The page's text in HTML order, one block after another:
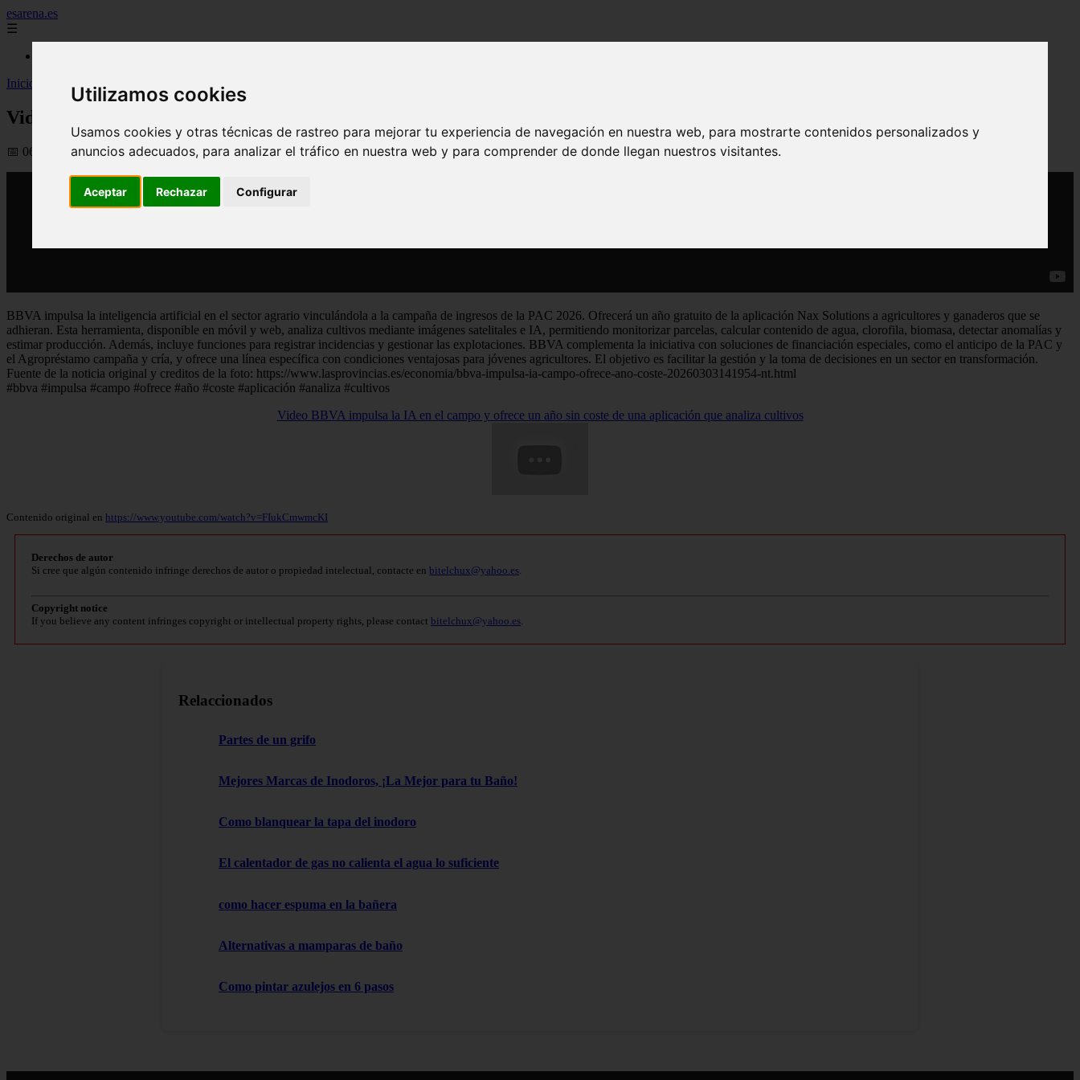
Utilizamos cookies
Usamos cookies y otras técnicas de rastreo para mejorar tu experiencia de navegación en nuestra web, para mostrarte contenidos personalizados y
anuncios adecuados, para analizar el tráfico en nuestra web y para comprender de donde llegan nuestros visitantes.
Aceptar Rechazar Configurar
esarena.es
☰
Inicio
yt-plantas > Video BBVA impulsa la IA en el campo y ofrece un año sin coste de una aplicación que analiza cultivos
Video BBVA impulsa la IA en el campo y ofrece un año sin coste de una aplicación que analiza cultivos
📅 06/03/2026
BBVA impulsa la inteligencia artificial en el sector agrario vinculándola a la campaña de ingresos de la PAC 2026. Ofrecerá un año gratuito de la aplicación Nax Solutions a agricultores y ganaderos que se
adhieran. Esta herramienta, disponible en móvil y web, analiza cultivos mediante imágenes satelitales e IA, permitiendo monitorizar parcelas, calcular contenido de agua, clorofila, biomasa, detectar anomalías y
estimar producción. Además, incluye funciones para registrar incidencias y gestionar las explotaciones. BBVA complementa la iniciativa con soluciones de financiación especiales, como el anticipo de la PAC y
el Agropréstamo campaña y cría, y ofrece una línea específica con condiciones ventajosas para jóvenes agricultores. El objetivo es facilitar la gestión y la toma de decisiones en un sector en transformación.
Fuente de la noticia original y creditos de la foto: https://www.lasprovincias.es/economia/bbva-impulsa-ia-campo-ofrece-ano-coste-20260303141954-nt.html
#bbva #impulsa #campo #ofrece #año #coste #aplicación #analiza #cultivos
Video BBVA impulsa la IA en el campo y ofrece un año sin coste de una aplicación que analiza cultivos
Contenido original en https://www.youtube.com/watch?v=FIukCmwmcKI
Derechos de autor
Si cree que algún contenido infringe derechos de autor o propiedad intelectual, contacte en bitelchux@yahoo.es.
Copyright notice
If you believe any content infringes copyright or intellectual property rights, please contact bitelchux@yahoo.es.
Relaccionados
Partes de un grifo
Mejores Marcas de Inodoros, ¡La Mejor para tu Baño!
Como blanquear la tapa del inodoro
El calentador de gas no calienta el agua lo suficiente
como hacer espuma en la bañera
Alternativas a mamparas de baño
Como pintar azulejos en 6 pasos